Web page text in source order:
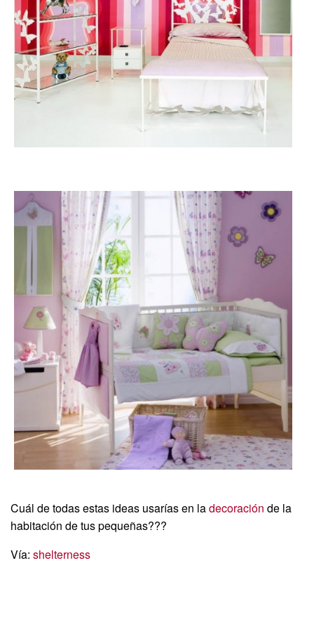
Cuál de todas estas ideas usarías en ladecoración de la
habitación de tus pequeñas???
Vía: shelterness